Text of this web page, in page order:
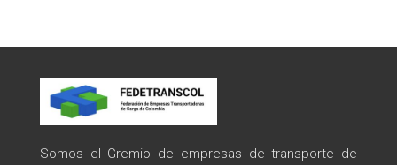
Somos el Gremio de empresas de transporte de